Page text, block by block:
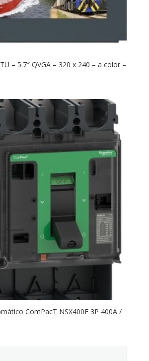
– 5.7″ QVGA – 320 x 240 – a color –
ComPacT NSX400F 3P 400A /